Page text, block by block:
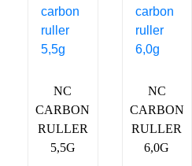
NC
CARBON
RULLER
5,5G
NC
CARBON
RULLER
6,0G